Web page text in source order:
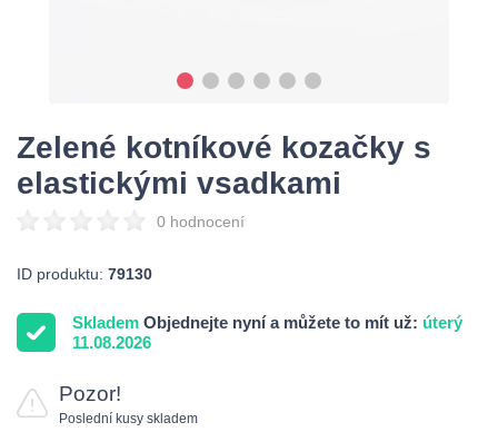
Zelené kotníkové kozačky s
elastickými vsadkami
0 hodnocení
ID produktu: 79130
Skladem Objednejte nyní a můžete to mít už: úterý
11.08.2026
Pozor!
Poslední kusy skladem